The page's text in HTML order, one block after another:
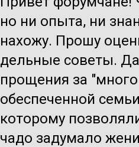
но ни опыта, ни
нахожу. Прошу
дельные советы.
прощения за
обеспеченной
которому
чадо задумало